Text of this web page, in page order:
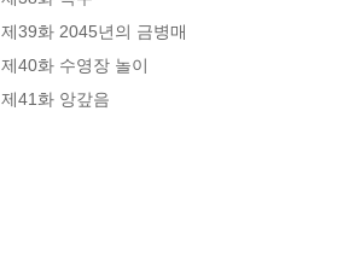
제39화 2045년의 금병매
제40화 수영장 놀이
제41화 앙갚음